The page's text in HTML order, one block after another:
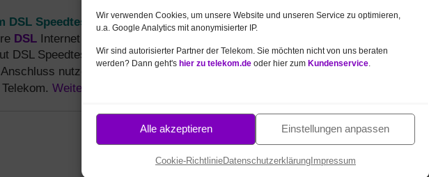
Wir verwenden Cookies, um unsere Website und unseren Service zu optimieren,
u.a. Google Analytics mit anonymisierter IP.
Wir sind autorisierter Partner der Telekom. Sie möchten nicht von uns beraten
werden? Dann geht's hier zu telekom.de oder hier zum Kundenservice
Alle akzeptieren Einstellungen anpassen
Cookie-RichtlinieDatenschutzerklärungImpressum
DSL Speedtest untenmessen Sie die Geschwindigkeit
DSL Internet oder sonstige Verbindung (egal ob von
DSL Speedtest Prüfung zu langsam ist, z.B. weil Sie noch
Anschluss nutzen, beraten wir Sie gern zur
Weiterlesen